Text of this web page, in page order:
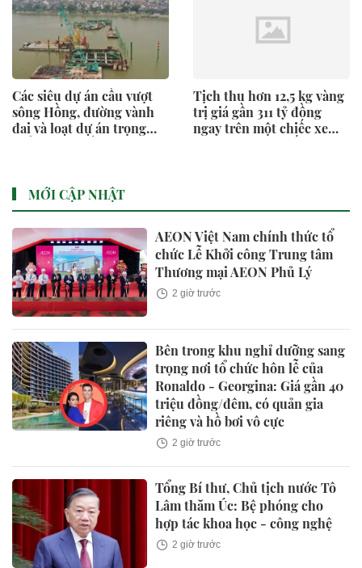
Các siêu dự án cầu vượt
sông Hồng, đường vành
đai và loạt dự án trọng
Tịch thu hơn 12,5 kg vàng
trị giá gần 311 tỷ đồng
ngay trên một chiếc xe
MỚI CẬP NHẬT
AEON Việt Nam chính thức tổ
chức Lễ Khởi công Trung tâm
Thương mại AEON Phủ Lý
2 giờ trước
Bên trong khu nghỉ dưỡng sang
trọng nơi tổ chức hôn lễ của
Ronaldo - Georgina: Giá gần 40
triệu đồng/đêm, có quản gia
riêng và hồ bơi vô cực
2 giờ trước
Tổng Bí thư, Chủ tịch nước Tô
Lâm thăm Úc: Bệ phóng cho
hợp tác khoa học - công nghệ
2 giờ trước